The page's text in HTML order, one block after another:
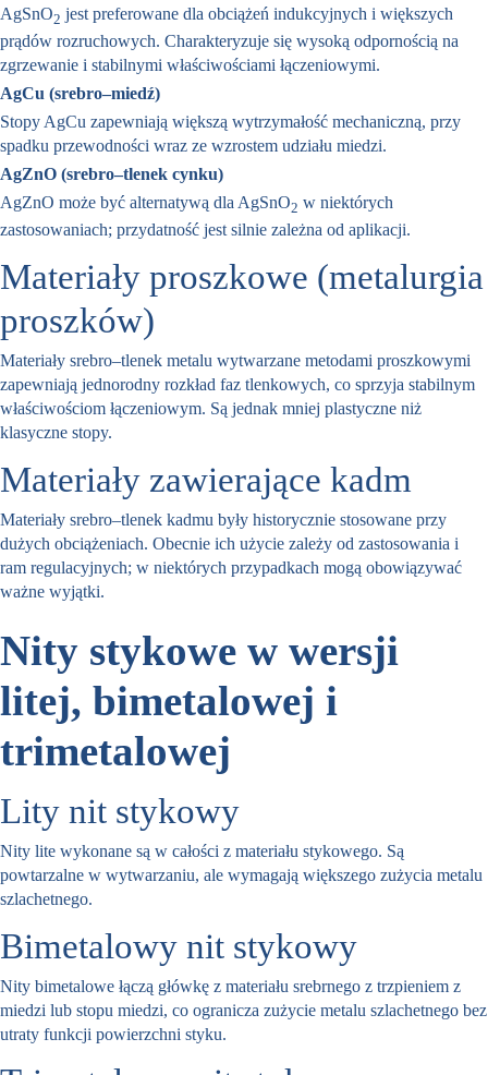
AgSnO2 jest preferowane dla obciążeń indukcyjnych i większych
prądów rozruchowych. Charakteryzuje się wysoką odpornością na
zgrzewanie i stabilnymi właściwościami łączeniowymi.
AgCu (srebro–miedź)
Stopy AgCu zapewniają większą wytrzymałość mechaniczną, przy
spadku przewodności wraz ze wzrostem udziału miedzi.
AgZnO (srebro–tlenek cynku)
AgZnO może być alternatywą dla AgSnO2 w niektórych
zastosowaniach; przydatność jest silnie zależna od aplikacji.
Materiały proszkowe (metalurgia
proszków)
Materiały srebro–tlenek metalu wytwarzane metodami proszkowymi
zapewniają jednorodny rozkład faz tlenkowych, co sprzyja stabilnym
właściwościom łączeniowym. Są jednak mniej plastyczne niż
klasyczne stopy.
Materiały zawierające kadm
Materiały srebro–tlenek kadmu były historycznie stosowane przy
dużych obciążeniach. Obecnie ich użycie zależy od zastosowania i
ram regulacyjnych; w niektórych przypadkach mogą obowiązywać
ważne wyjątki.
Nity stykowe w wersji
litej, bimetalowej i
trimetalowej
Lity nit stykowy
Nity lite wykonane są w całości z materiału stykowego. Są
powtarzalne w wytwarzaniu, ale wymagają większego zużycia metalu
szlachetnego.
Bimetalowy nit stykowy
Nity bimetalowe łączą główkę z materiału srebrnego z trzpieniem z
miedzi lub stopu miedzi, co ogranicza zużycie metalu szlachetnego bez
utraty funkcji powierzchni styku.